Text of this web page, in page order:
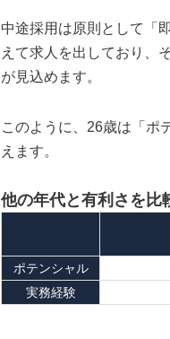
中途採用は原則として「
えて求人を出しており、
が見込めます。
このように、26歳は「ポ
えます。
他の年代と有利さを比
ポテンシャル
実務経験